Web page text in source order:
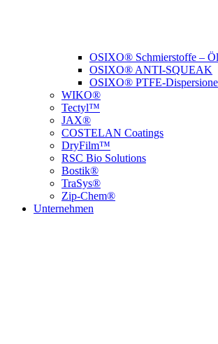
OSIXO® Schmierstoffe –
OSIXO® ANTI-SQUEAK
OSIXO® PTFE-
WIKO®
Tectyl™
JAX®
COSTELAN Coatings
DryFilm™
RSC Bio Solutions
Bostik®
TraSys®
Zip-Chem®
Unternehmen